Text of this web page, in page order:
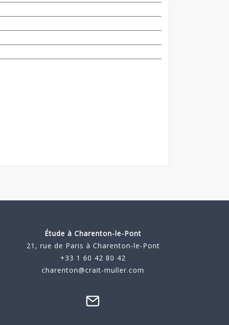
Étude àCharenton-le-Pont
21, rue de Paris à Charenton-le-Pont
+33 1 60 42 80 42
charenton@crait-muller.com